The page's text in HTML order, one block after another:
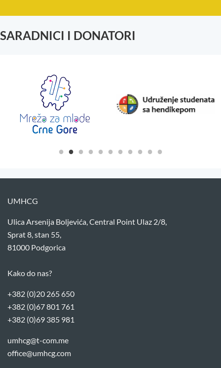
SARADNICI I DONATORI
UMHCG
Ulica Arsenija Boljevića, Central Point Ulaz 2/8,
Sprat 8, stan 55,
81000 Podgorica
Kako do nas?
+382 (0)20 265 650
+382 (0)67 801 761
+382 (0)69 385 981
umhcg@t-com.me
office@umhcg.com